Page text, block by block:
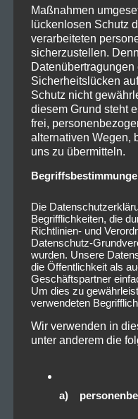
Maßnahmen
lückenlosen Schutz
verarbeiteten
sicherzustellen.
Sicherheitslücken
Schutz nicht
diesem Grund steht
frei,
alternativen Wegen,
uns zu übermitteln.
Die
Begrifflichkeiten, die
Richtlinien- und
Datenschutz-
wurden. Unsere
die Öffentlichkeit als
Geschäftspartner
Um dies zu
verwendeten
Wir verwenden in
unter anderem die
a)